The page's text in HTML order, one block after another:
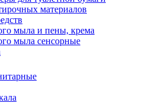
материалов
мыла и пены, крема
мыла сенсорные